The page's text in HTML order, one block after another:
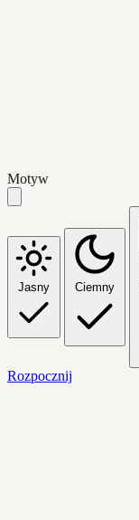
Motyw
Jasny Ciemny
Rozpocznij